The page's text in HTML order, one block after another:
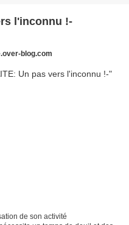
l'inconnu !-
blog.com
de son activité